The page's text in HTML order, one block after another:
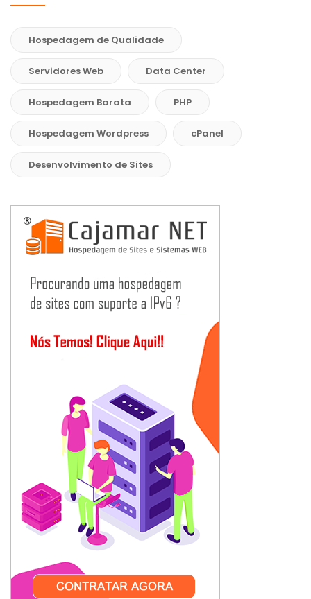
Hospedagem de Qualidade
Servidores Web Data Center
Hospedagem Barata PHP
Hospedagem Wordpress cPanel
Desenvolvimento de Sites